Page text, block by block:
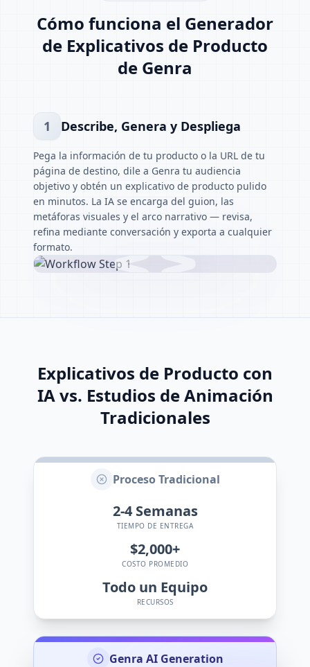
Cómo funciona el Generador
de Explicativos de Producto
de Genra
1 Describe, Genera y Despliega
Pega la información de tu producto o la URL de tu
página de destino, dile a Genra tu audiencia
objetivo y obtén un explicativo de producto pulido
en minutos. La IA se encarga del guion, las
metáforas visuales y el arco narrativo — revisa,
refina mediante conversación y exporta a cualquier
formato.
Explicativos de Producto con
IA vs. Estudios de Animación
Tradicionales
Proceso Tradicional
2-4 Semanas
TIEMPO DE ENTREGA
$2,000+
COSTO PROMEDIO
Todo un Equipo
RECURSOS
Genra AI Generation